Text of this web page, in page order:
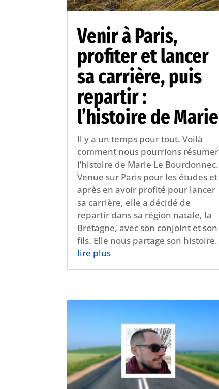
Venir à Paris,
profiter et lancer
sa carrière, puis
repartir :
l’histoire de Marie
Il y a un temps pour tout. Voilà
comment nous pourrions résumer
l’histoire de Marie Le Bourdonnec.
Venue sur Paris pour les études et
après en avoir profité pour lancer
sa carrière, elle a décidé de
repartir dans sa région natale, la
Bretagne, avec son conjoint et son
fils. Elle nous partage son histoire.
lire plus